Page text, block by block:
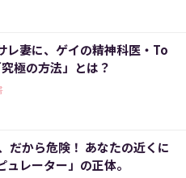
レ妻に、ゲイの精神科医・To
極の方法」とは？
だから危険！ あなたの近くに
ュレーター」の正体。